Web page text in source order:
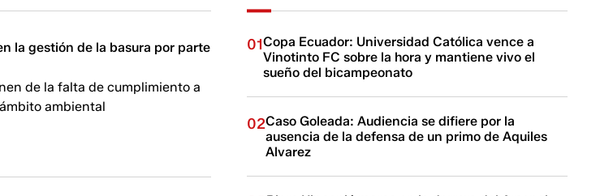
la gestión de la basura por parte
de la falta de cumplimiento a
ambiental
01Copa Ecuador: Universidad Católica vence a
Vinotinto FC sobre la hora y mantiene vivo el
sueño del bicampeonato
02Caso Goleada: Audiencia se difiere por la
ausencia de la defensa de un primo de Aquiles
Alvarez